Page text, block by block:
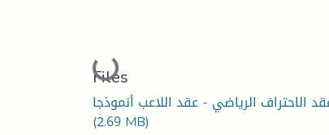
Loading...
Files
(2.69 MB)